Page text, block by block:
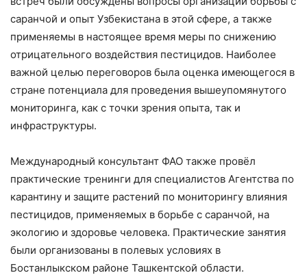
саранчой и опыт Узбекистана в этой сфере, а также
применяемы в настоящее время меры по снижению
отрицательного воздействия пестицидов. Наиболее
важной целью переговоров была оценка имеющегося в
стране потенциала для проведения вышеупомянутого
мониторинга, как с точки зрения опыта, так и
инфраструктуры.
Международный консультант ФАО также провёл
практические тренинги для специалистов Агентства по
карантину и защите растений по мониторингу влияния
пестицидов, применяемых в борьбе с саранчой, на
экологию и здоровье человека. Практические занятия
были организованы в полевых условиях в
Бостанлыкском районе Ташкентской области.